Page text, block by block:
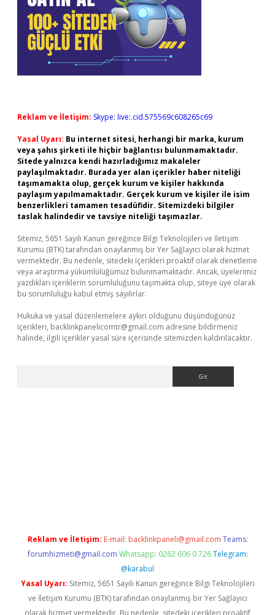
Reklam ve İletişim: Skype: live:.cid.575569c608265c69
Yasal Uyarı: Bu internet sitesi, herhangi bir marka, kurum
veya şahıs şirketi ile hiçbir bağlantısı bulunmamaktadır.
Sitede yalnızca kendi hazırladığımız makaleler
paylaşılmaktadır. Burada yer alan içerikler haber niteliği
taşımamakta olup, gerçek kurum ve kişiler hakkında
paylaşım yapılmamaktadır. Gerçek kurum ve kişiler ile isim
benzerlikleri tamamen tesadüfidir. Sitemizdeki bilgiler
taslak halindedir ve tavsiye niteliği taşımazlar.
Sitemiz, 5651 Sayılı Kanun gereğince Bilgi Teknolojileri ve İletişim
Kurumu (BTK) tarafından onaylanmış bir Yer Sağlayıcı olarak hizmet
vermektedir. Bu nedenle, sitedeki içerikleri proaktif olarak denetleme
veya araştırma yükümlülüğümüz bulunmamaktadır. Ancak, üyelerimiz
yazdıkları içeriklerin sorumluluğunu taşımakta olup, siteye üye olarak
bu sorumluluğu kabul etmiş sayılırlar.
Hukuka ve yasal düzenlemelere aykırı olduğunu düşündüğünüz
içerikleri, backlinkpanelicomtr@gmail.com adresine bildirmeniz
halinde, ilgili içerikler yasal süre içerisinde sitemizden kaldırılacaktır.
Reklam ve İletişim: E-mail: backlinkpaneli@gmail.com Teams:
forumhizmeti@gmail.com Whatsapp: 0262 606 0 726 Telegram:
@karabul
Yasal Uyarı: Sitemiz, 5651 Sayılı Kanun gereğince Bilgi Teknolojileri
ve İletişim Kurumu (BTK) tarafından onaylanmış bir Yer Sağlayıcı
olarak hizmet vermektedir. Bu nedenle, sitedeki içerikleri proaktif